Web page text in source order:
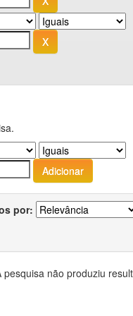
por:
pesquisa não produziu